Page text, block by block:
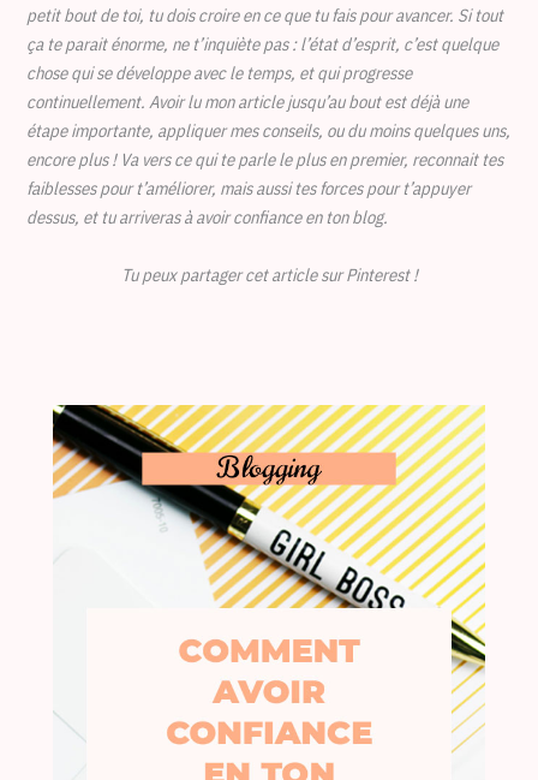
petit bout de toi, tu dois croire en ce que tu fais pour avancer. Si tout
ça te parait énorme, ne t’inquiète pas : l’état d’esprit, c’est quelque
chose qui se développe avec le temps, et qui progresse
continuellement. Avoir lu mon article jusqu’au bout est déjà une
étape importante, appliquer mes conseils, ou du moins quelques uns,
encore plus ! Va vers ce qui te parle le plus en premier, reconnait tes
faiblesses pour t’améliorer, mais aussi tes forces pour t’appuyer
dessus, et tu arriveras à avoir confiance en ton blog.
Tu peux partager cet article sur Pinterest !